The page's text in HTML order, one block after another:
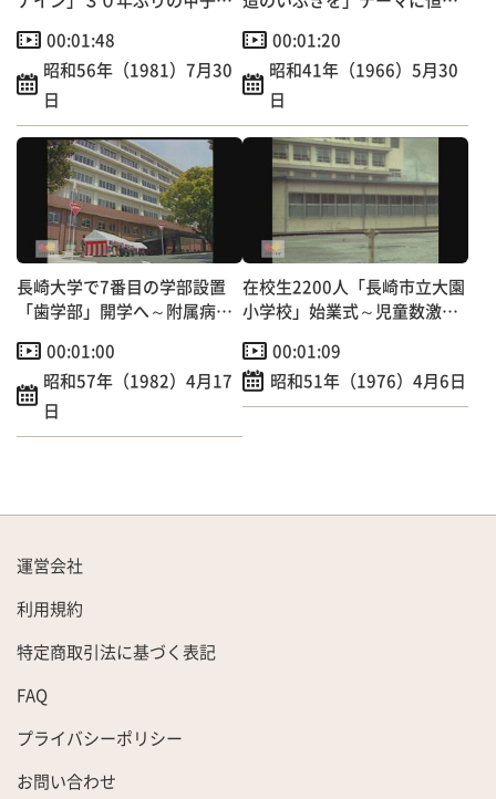
00:01:48
昭和56年（1981）7月30
日
00:01:20
昭和41年（1966）5月30
日
長崎大学で7番目の学部設置
「歯学部」開学へ～附属病院
00:01:00
昭和57年（1982）4月17
日
在校生2200人「長崎市立大園
小学校」始業式～児童数激増
00:01:09
昭和51年（1976）4月6日
運営会社
利用規約
特定商取引法に基づく表記
FAQ
プライバシーポリシー
お問い合わせ